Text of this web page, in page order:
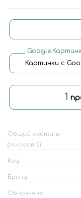
Картинки с
1
Общий рейтинг
(голосов: 0)
Код
Бренд
Обновлено